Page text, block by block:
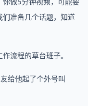
准备几个话题，知道
流程的草台班子。
给他起了个外号叫